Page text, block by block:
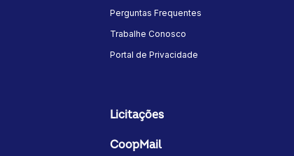
Perguntas Frequentes
Trabalhe Conosco
Portal de Privacidade
Licitações
CoopMail